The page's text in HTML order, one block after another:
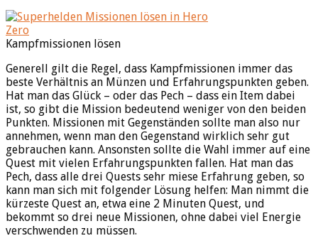
Kampfmissionen lösen
Generell gilt die Regel, dass Kampfmissionen immer das
beste Verhältnis an Münzen und Erfahrungspunkten geben.
Hat man das Glück – oder das Pech – dass ein Item dabei
ist, so gibt die Mission bedeutend weniger von den beiden
Punkten. Missionen mit Gegenständen sollte man also nur
annehmen, wenn man den Gegenstand wirklich sehr gut
gebrauchen kann. Ansonsten sollte die Wahl immer auf eine
Quest mit vielen Erfahrungspunkten fallen. Hat man das
Pech, dass alle drei Quests sehr miese Erfahrung geben, so
kann man sich mit folgender Lösung helfen: Man nimmt die
kürzeste Quest an, etwa eine 2 Minuten Quest, und
bekommt so drei neue Missionen, ohne dabei viel Energie
verschwenden zu müssen.